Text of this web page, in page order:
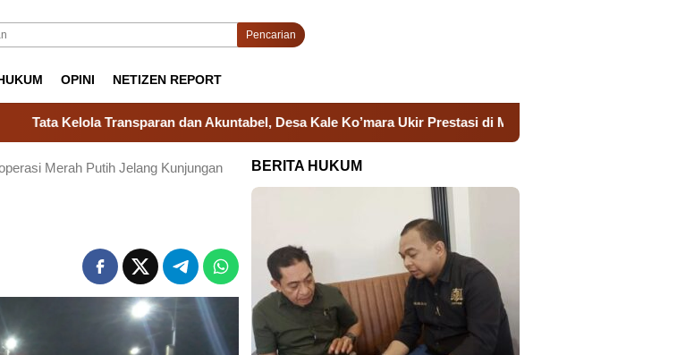
Pencarian
OPINI NETIZEN REPORT
Kelola Transparan dan Akuntabel, Desa Kale Ko’mara Ukir Prestasi di Malam Apresiasi Takalar
Merah Putih Jelang Kunjungan
BERITA HUKUM